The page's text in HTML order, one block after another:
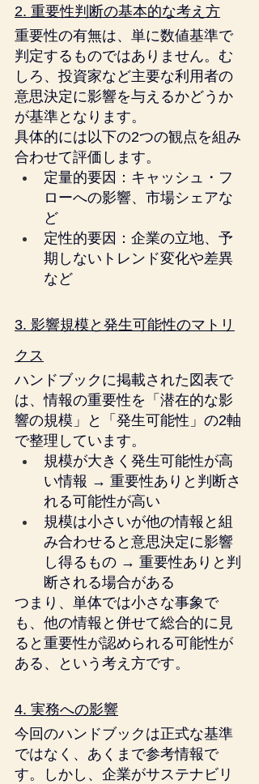
2. 重要性判断の基本的な考え方
重要性の有無は、単に数値基準で
判定するものではありません。む
しろ、投資家など主要な利用者の
意思決定に影響を与えるかどうか
が基準となります。
具体的には以下の2つの観点を組み
合わせて評価します。
定量的要因：キャッシュ・フ
ローへの影響、市場シェアな
ど
定性的要因：企業の立地、予
期しないトレンド変化や差異
など
3. 影響規模と発生可能性のマトリ
クス
ハンドブックに掲載された図表で
は、情報の重要性を「潜在的な影
響の規模」と「発生可能性」の2軸
で整理しています。
規模が大きく発生可能性が高
い情報 → 重要性ありと判断さ
れる可能性が高い
規模は小さいが他の情報と組
み合わせると意思決定に影響
し得るもの → 重要性ありと判
断される場合がある
つまり、単体では小さな事象で
も、他の情報と併せて総合的に見
ると重要性が認められる可能性が
ある、という考え方です。
4. 実務への影響
今回のハンドブックは正式な基準
ではなく、あくまで参考情報で
す。しかし、企業がサステナビリ